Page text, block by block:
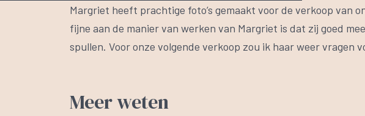
Margriet heeft prachtige foto’s gemaakt voor de verkoop van
fijne aan de manier van werken van Margriet is dat zij goed
spullen. Voor onze volgende verkoop zou ik haar weer vragen
Meer weten